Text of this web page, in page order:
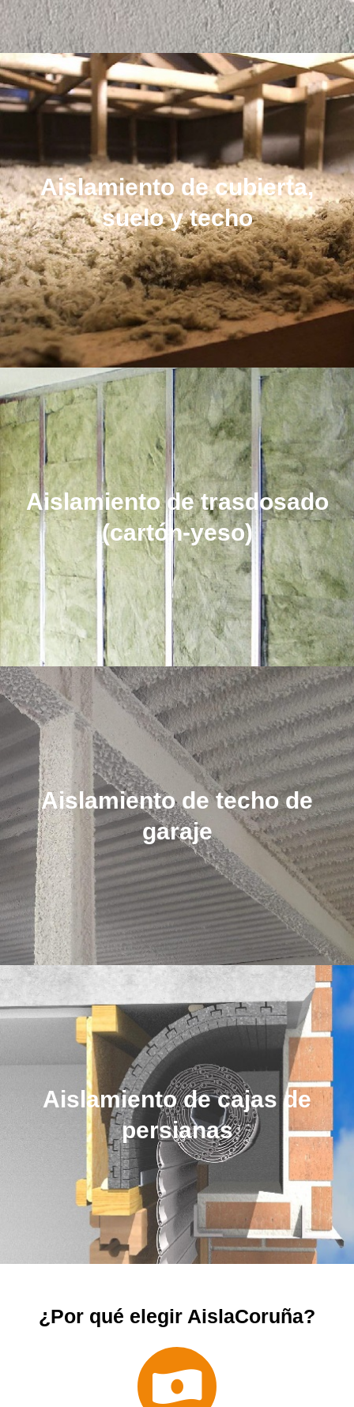
Aislamiento de cubierta,
suelo y techo
Aislamiento de trasdosado
(cartón-yeso)
Aislamiento de techo de
garaje
Aislamiento de cajas de
persianas
¿Por qué elegir AislaCoruña?